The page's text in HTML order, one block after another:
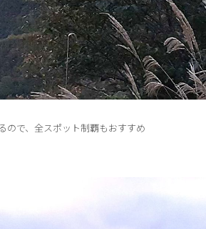
ので、全スポット制覇もおすすめ